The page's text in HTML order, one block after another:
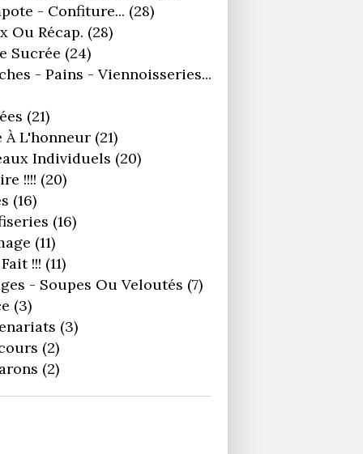
- Confiture... (28)
Ou Récap. (28)
Sucrée (24)
- Pains - Viennoisseries...
(21)
À L'honneur (21)
Individuels (20)
!!!! (20)
(16)
(16)
(11)
!!! (11)
- Soupes Ou Veloutés (7)
(3)
(3)
(2)
(2)